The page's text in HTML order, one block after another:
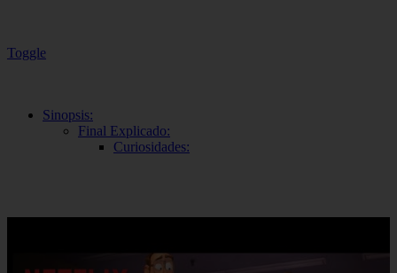
Toggle
Sinopsis:
Final Explicado:
Curiosidades: